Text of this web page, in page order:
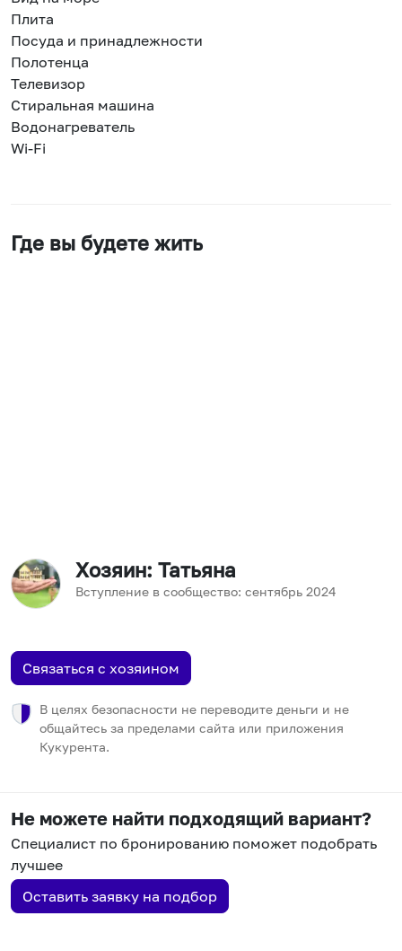
Плита
Посуда и принадлежности
Полотенца
Телевизор
Стиральная машина
Водонагреватель
Wi-Fi
Где вы будете жить
Хозяин: Татьяна
Вступление в сообщество: сентябрь 2024
Связаться с хозяином
В целях безопасности не переводите деньги и не
общайтесь за пределами сайта или приложения
Кукурента.
Не можете найти подходящий вариант?
Специалист по бронированию поможет подобрать
лучшее
Оставить заявку на подбор